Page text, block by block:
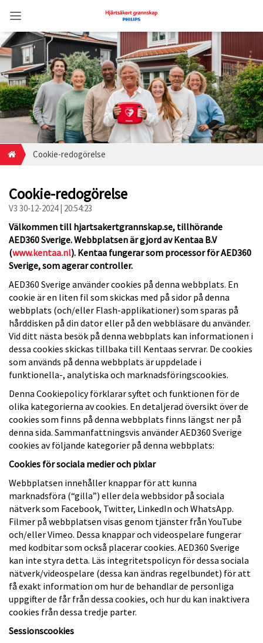
Cookie-redogörelse
Cookie-redogörelse
V3 30-12-2024 | 20:54:23
Välkommen till hjartsakertgrannskap.se, tillhörande
AED360 Sverige. Webbplatsen är gjord av Kentaa B.V
(www.kentaa.nl). Kentaa fungerar som processor för AED360
Sverige, som agerar controller.
AED360 Sverige använder cookies på denna webbplats. En
cookie är en liten fil som skickas med på sidor på denna
webbplats (och/eller Flash-applikationer) som sparas på
hårddisken på din dator eller på den webbläsare du använder.
Vid ditt nästa besök på denna webbplats kan informationen i
dessa cookies skickas tillbaka till Kentaas servrar. De cookies
som används på denna webbplats är uppdelade i
funktionella-, analytiska och marknadsföringscookies.
Denna Cookiepolicy förklarar syftet och funktionen för de
olika kategorierna av cookies. En detaljerad översikt över de
cookies som finns på denna webbplats finns längst ner på
denna sida. Sammanfattningsvis använder AED360 Sverige
cookies av följande kategorier på denna webbplats:
Cookies för sociala medier och pixlar
Webbplatsen innehåller knappar för att kunna
marknadsföra (“gilla”) eller dela webbsidor på sociala
nätverk som Facebook, Twitter, LinkedIn och WhatsApp.
Filmer på webbplatsen visas genom tjänster från YouTube
och/eller Vimeo. Dessa knappar och videospelare fungerar
med kodbitar som också placerar cookies. AED360 Sverige
kan inte styra detta. Läs integritetspolicyn för dessa sociala
nätverk/videospelare (dessa kan ändras regelbundet) för att
få exakt information om hur de behandlar de personliga
uppgifter de får från dessa cookies, och hur du kan inaktivera
cookies från dessa tredje parter.
Sessionscookies